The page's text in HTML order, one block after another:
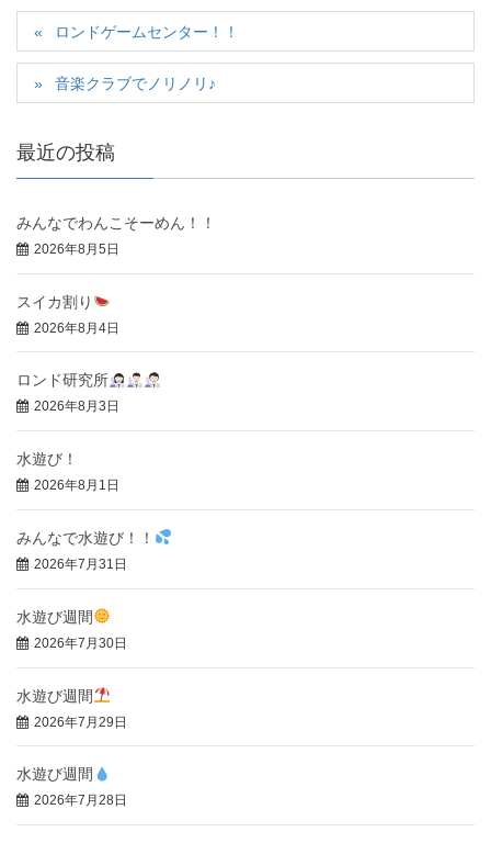
ロンドゲームセンター！！
音楽クラブでノリノリ♪
最近の投稿
みんなでわんこそーめん！！
2026年8月5日
スイカ割り
2026年8月4日
ロンド研究所
2026年8月3日
水遊び！
2026年8月1日
みんなで水遊び！！
2026年7月31日
水遊び週間
2026年7月30日
水遊び週間
2026年7月29日
水遊び週間
2026年7月28日